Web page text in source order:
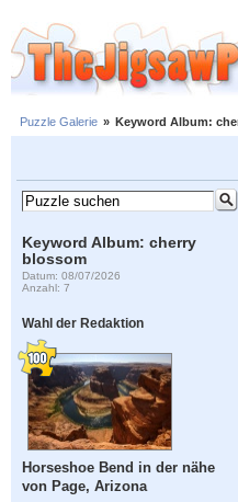
Puzzle Galerie » Keyword Album:
Keyword Album: cherry
blossom
Datum: 08/07/2026
Anzahl: 7
Wahl der Redaktion
Horseshoe Bend in der nähe
von Page, Arizona